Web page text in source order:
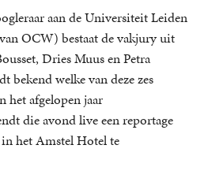
aan de Universiteit Leiden
OCW) bestaat de vakjury uit
Dries Muus en Petra
bekend welke van deze zes
het afgelopen jaar
die avond live een reportage
het Amstel Hotel te